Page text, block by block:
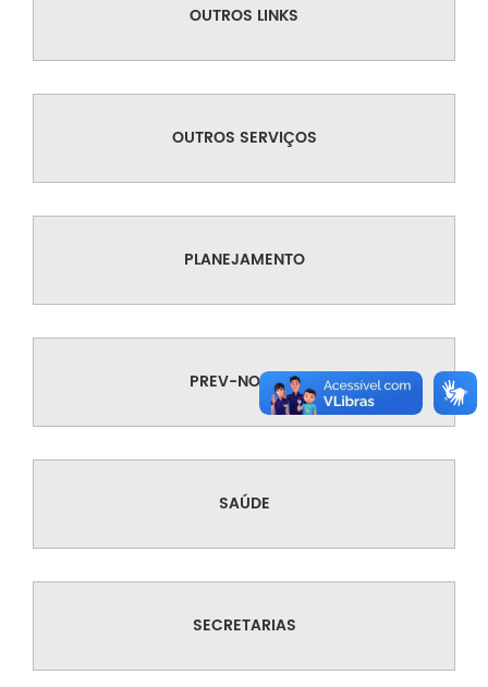
OUTROS LINKS
OUTROS SERVIÇOS
PLANEJAMENTO
PREV-NOBRES
SAÚDE
SECRETARIAS